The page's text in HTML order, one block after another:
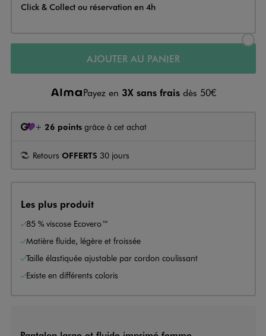
Click & Collect ou réservation en 4h
AJOUTER AU PANIER
Payez en 3X sans frais dès 50€
+ 26 points grâce à cet achat
Retours OFFERTS 30 jours
Les plus produit
85 % viscose Ecovero™
Matière fluide, légère et froissée
Taille élastiquée ajustable par cordon coulissant
Existe en différents coloris